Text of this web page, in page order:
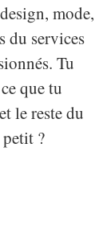
mode,
du services
Tu
que tu
le reste du
?